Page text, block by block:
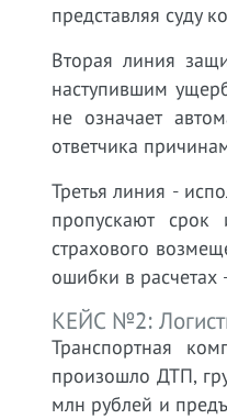
представляя суду
Вторая линия
наступившим
не означает
ответчика
Третья линия -
пропускают срок
страхового
ошибки в расчетах
КЕЙС №2:
Транспортная
произошло ДТП,
млн рублей и